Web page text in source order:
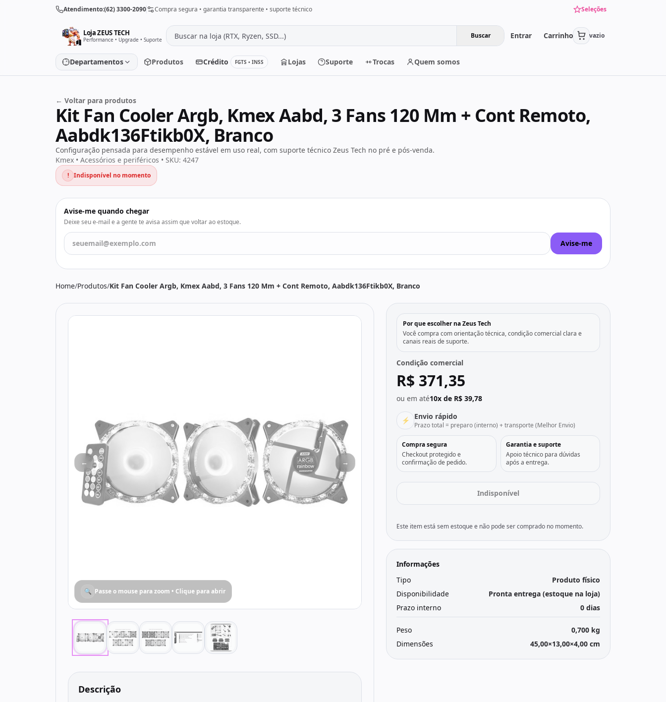
Pular para o conteúdoAtendimento:(62) 3300-2090 Compra segura • garantia transparente • suporte técnico Seleções
Loja ZEUS TECH
Performance • Upgrade • Suporte Buscar Entrar Carrinho vazio
Departamentos
Placa de vídeo
Placa-mãe Memória
SSD/HD Periféricos
PC Gamer
Monitores
Todos os produtos Seleções
Produtos Crédito FGTS • INSS Lojas Suporte Trocas Quem somos
← Voltar para produtos
Kit Fan Cooler Argb, Kmex Aabd, 3 Fans 120 Mm + Cont Remoto,
Aabdk136Ftikb0X, Branco
Configuração pensada para desempenho estável em uso real, com suporte técnico Zeus Tech no pré e pós-venda.
Kmex • Acessórios e periféricos • SKU: 4247
! Indisponível no momento
Avise-me quando chegar
Deixe seu e-mail e a gente te avisa assim que voltar ao estoque.
Avise-me
Home/Produtos/Kit Fan Cooler Argb, Kmex Aabd, 3 Fans 120 Mm + Cont Remoto, Aabdk136Ftikb0X, Branco
← →
🔍 Passe o mouse para zoom • Clique para abrir
Descrição
Por que escolher na Zeus Tech
Você compra com orientação técnica, condição comercial clara e
canais reais de suporte.
Condição comercial
R$ 371,35
ou em até10x de R$ 39,78
⚡ Envio rápido
Prazo total = preparo (interno) + transporte (Melhor Envio)
Compra segura
Checkout protegido e
confirmação de pedido.
Garantia e suporte
Apoio técnico para dúvidas
após a entrega.
Indisponível
Este item está sem estoque e não pode ser comprado no momento.
Informações
Tipo
Produto físico
Disponibilidade
Pronta entrega (estoque na loja)
Prazo interno
0 dias
Peso
0,700 kg
Dimensões
45,00×13,00×4,00 cm